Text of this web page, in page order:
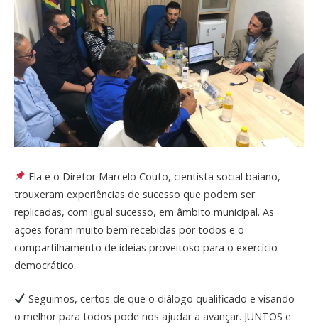
Ela e o Diretor Marcelo Couto, cientista social baiano,
trouxeram experiências de sucesso que podem ser
replicadas, com igual sucesso, em âmbito municipal. As
ações foram muito bem recebidas por todos e o
compartilhamento de ideias proveitoso para o exercício
democrático.
Seguimos, certos de que o diálogo qualificado e visando
o melhor para todos pode nos ajudar a avançar. JUNTOS e